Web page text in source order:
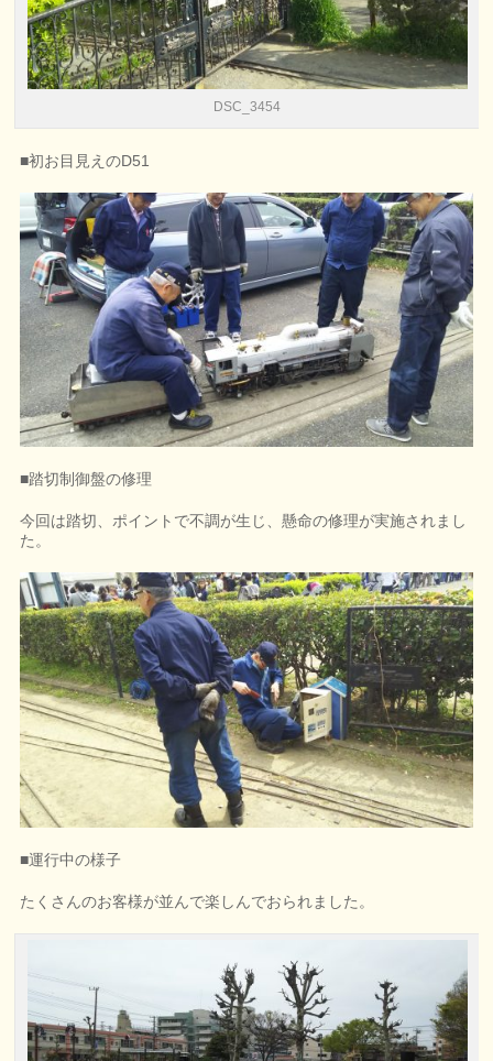
DSC_3454
■初お目見えのD51
■踏切制御盤の修理
今回は踏切、ポイントで不調が生じ、懸命の修理が実施されまし
た。
■運行中の様子
たくさんのお客様が並んで楽しんでおられました。